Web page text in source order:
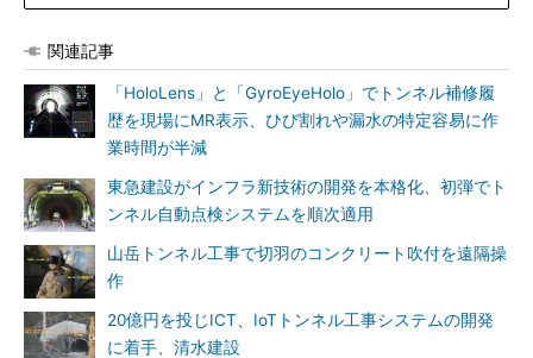
関連記事
「HoloLens」と「GyroEyeHolo」でトンネル補修履
歴を現場にMR表示、ひび割れや漏水の特定容易に作
業時間が半減
東急建設がインフラ新技術の開発を本格化、初弾でト
ンネル自動点検システムを順次適用
山岳トンネル工事で切羽のコンクリート吹付を遠隔操
作
20億円を投じICT、IoTトンネル工事システムの開発
に着手、清水建設